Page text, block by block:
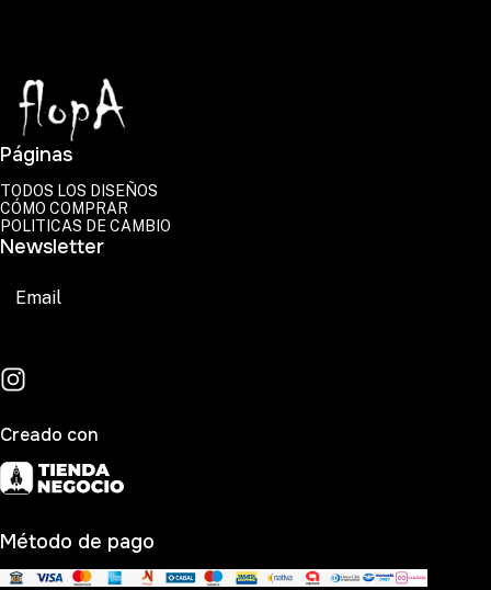
Páginas
TODOS LOS DISEÑOS
CÓMO COMPRAR
POLITICAS DE CAMBIO
Newsletter
Creado con
Método de pago